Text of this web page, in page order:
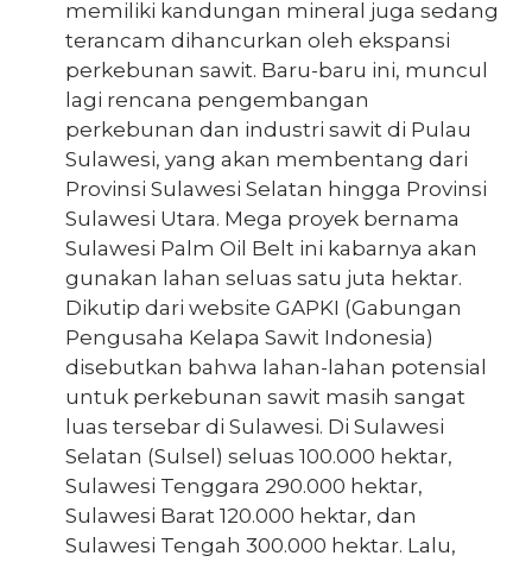
memiliki kandungan mineral juga sedang
terancam dihancurkan oleh ekspansi
perkebunan sawit. Baru-baru ini, muncul
lagi rencana pengembangan
perkebunan dan industri sawit di Pulau
Sulawesi, yang akan membentang dari
Provinsi Sulawesi Selatan hingga Provinsi
Sulawesi Utara. Mega proyek bernama
Sulawesi Palm Oil Belt ini kabarnya akan
gunakan lahan seluas satu juta hektar.
Dikutip dari website GAPKI (Gabungan
Pengusaha Kelapa Sawit Indonesia)
disebutkan bahwa lahan-lahan potensial
untuk perkebunan sawit masih sangat
luas tersebar di Sulawesi. Di Sulawesi
Selatan (Sulsel) seluas 100.000 hektar,
Sulawesi Tenggara 290.000 hektar,
Sulawesi Barat 120.000 hektar, dan
Sulawesi Tengah 300.000 hektar. Lalu,